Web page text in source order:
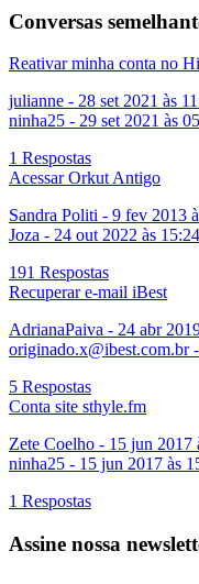
Conversas
Reativar minha conta no
julianne - 28 set 2021 às
ninha25 - 29 set 2021 às
1 Respostas
Acessar Orkut Antigo
Sandra Politi - 9 fev 2013
Joza - 24 out 2022 às 15:24
191 Respostas
Recuperar e-mail iBest
AdrianaPaiva - 24 abr
originado.x@ibest.com.br-
5 Respostas
Conta site sthyle.fm
Zete Coelho - 15 jun 2017
ninha25 - 15 jun 2017 às
1 Respostas
Assine nossa